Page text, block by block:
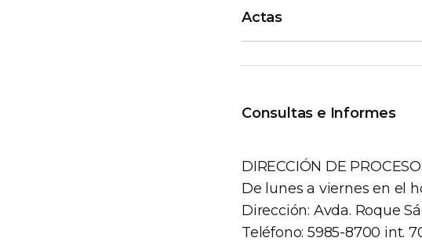
Actas
Consultas e Informes
DIRECCIÓN DE
De lunes a viernes en el
Dirección: Avda. Roque
Teléfono: 5985-8700 int.